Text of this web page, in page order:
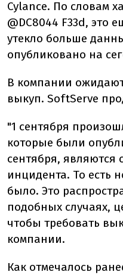
Cylance. По словам
@DC8044 F33d, это
утекло больше
опубликовано на
В компании
выкуп. SoftServe
"1 сентября
которые были
сентября, являются
инцидента. То есть
было. Это
подобных случаях,
чтобы требовать
компании.
Как отмечалось